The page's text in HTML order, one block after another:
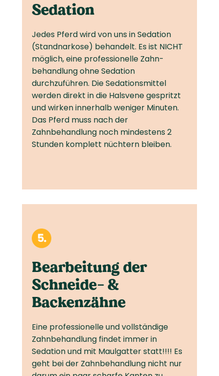
Sedation
Jedes Pferd wird von uns in Sedation
(Standnarkose) behandelt. Es ist NICHT
möglich, eine professionelle Zahn­
behandlung ohne Sedation
durchzuführen. Die Sedations­mittel
werden direkt in die Halsvene gespritzt
und wirken innerhalb weniger Minuten.
Das Pferd muss nach der
Zahnbehandlung noch mindestens 2
Stunden komplett nüchtern bleiben.
Bearbeitung der
Schneide- &
Backenzähne
Eine professionelle und vollständige
Zahnbehandlung findet immer in
Sedation und mit Maulgatter statt!!!! Es
geht bei der Zahnbehandlung nicht nur